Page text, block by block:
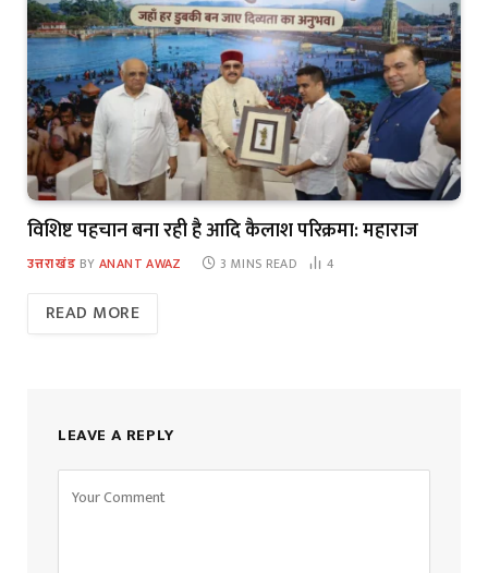
विशिष्ट पहचान बना रही है आदि कैलाश परिक्रमा: महाराज
उत्तराखंड BY ANANT AWAZ 3 MINS READ 4
READ MORE
LEAVE A REPLY